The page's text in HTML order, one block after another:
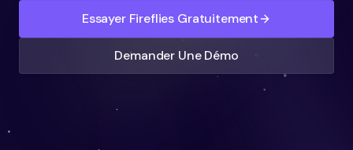
Essayer Fireflies Gratuitement
Demander Une Démo